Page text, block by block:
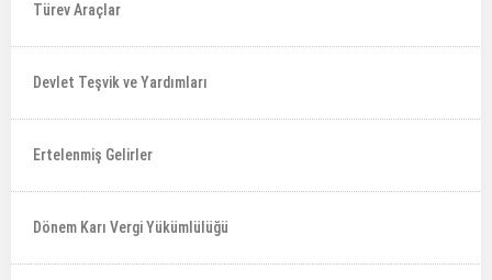
Türev Araçlar
Devlet Teşvik ve Yardımları
Ertelenmiş Gelirler
Dönem Karı Vergi Yükümlülüğü